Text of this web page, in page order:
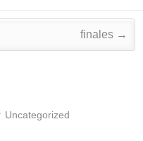
finales →
Uncategorized